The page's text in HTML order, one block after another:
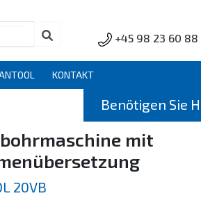
+45 98 23 60 88
KONTAKT
Benötigen Sie
mit
20VB